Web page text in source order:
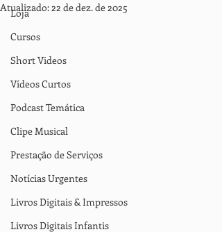
Loja
Cursos
Short Videos
Vídeos Curtos
Podcast Temática
Clipe Musical
Prestação de Serviços
Notícias Urgentes
Livros Digitais & Impressos
Livros Digitais Infantis
Atualizado:22 de dez. de 2025